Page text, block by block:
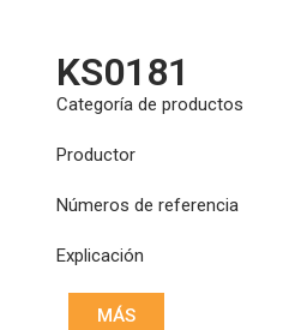
KS0181
Categoría de productos
Productor
Números de referencia
Explicación
MÁS